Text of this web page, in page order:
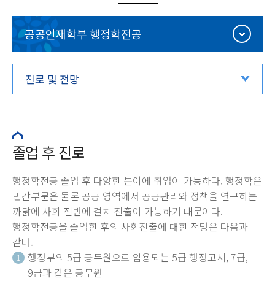
공공인재학부 행정학전공
진로 및 전망
졸업 후 진로
행정학전공 졸업 후 다양한 분야에 취업이 가능하다. 행정학은
민간부문은 물론 공공 영역에서 공공관리와 정책을 연구하는
까닭에 사회 전반에 걸쳐 진출이 가능하기 때문이다.
행정학전공을 졸업한 후의 사회진출에 대한 전망은 다음과
같다.
1
행정부의 5급 공무원으로 임용되는 5급 행정고시, 7급,
9급과 같은 공무원